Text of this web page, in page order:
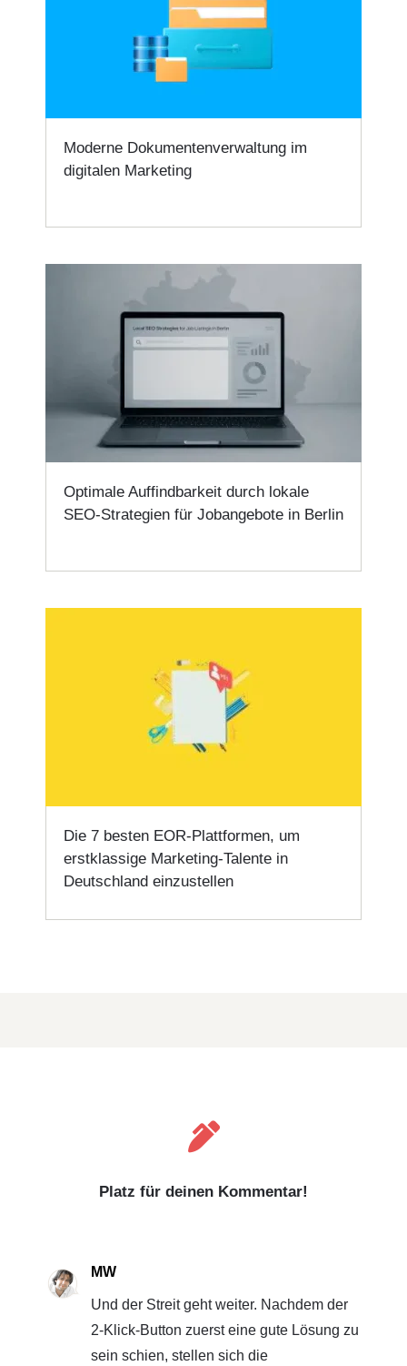
Moderne Dokumentenverwaltung im
digitalen Marketing
Optimale Auffindbarkeit durch lokale
SEO-Strategien für Jobangebote in Berlin
Die 7 besten EOR-Plattformen, um
erstklassige Marketing-Talente in
Deutschland einzustellen

Platz für deinen Kommentar!
MW
Und der Streit geht weiter. Nachdem der
2-Klick-Button zuerst eine gute Lösung zu
sein schien, stellen sich die